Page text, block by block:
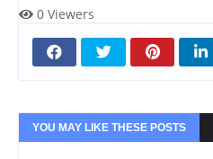
0 Viewers
YOU MAY LIKE THESE POSTS